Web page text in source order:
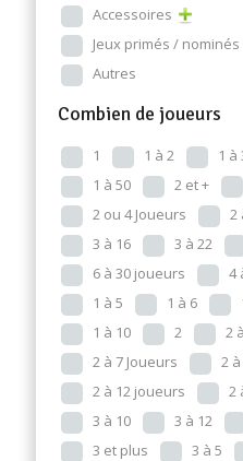
Accessoires
Jeux primés / nominés
Autres
Combien de joueurs
1 1 à 2 1 à
1 à 50
2 et +
2 ou 4 Joueurs
2
3 à 16
3 à 22
6 à 30 joueurs
4
1 à 5
1 à 6
1 à 10
2 2
2 à 7 Joueurs
2
2 à 12 joueurs
2
3 à 10
3 à 12
3 et plus
3 à 5